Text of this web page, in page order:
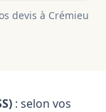
devis à Crémieu
: selon vos